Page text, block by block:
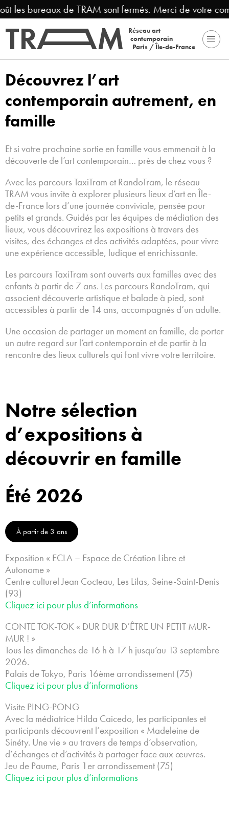
les bureaux de TRAM sont fermés. Merci de votre
Réseau art
contemporain
Paris / Île-de-France
Découvrez l’art
contemporain autrement, en
famille
Et si votre prochaine sortie en famille vous emmenait à la
découverte de l’art contemporain… près de chez vous ?
Avec les parcours TaxiTram et RandoTram, le réseau
TRAM vous invite à explorer plusieurs lieux d’art en Île-
de-France lors d’une journée conviviale, pensée pour
petits et grands. Guidés par les équipes de médiation des
lieux, vous découvrirez les expositions à travers des
visites, des échanges et des activités adaptées, pour vivre
une expérience accessible, ludique et enrichissante.
Les parcours TaxiTram sont ouverts aux familles avec des
enfants à partir de 7 ans. Les parcours RandoTram, qui
associent découverte artistique et balade à pied, sont
accessibles à partir de 14 ans, accompagnés d’un adulte.
Une occasion de partager un moment en famille, de porter
un autre regard sur l’art contemporain et de partir à la
rencontre des lieux culturels qui font vivre votre territoire.
Notre sélection
d’expositions à
découvrir en famille
Été 2026
À partir de 3 ans
Exposition « ECLA – Espace de Création Libre et
Autonome »
Centre culturel Jean Cocteau, Les Lilas, Seine-Saint-Denis
(93)
Cliquez ici pour plus d’informations
CONTE TOK-TOK « DUR DUR D’ÊTRE UN PETIT MUR-
MUR ! »
Tous les dimanches de 16 h à 17 h jusqu’au 13 septembre
2026.
Palais de Tokyo, Paris 16ème arrondissement (75)
Cliquez ici pour plus d’informations
Visite PING-PONG
Avec la médiatrice Hilda Caicedo, les participantes et
participants découvrent l’exposition « Madeleine de
Sinéty. Une vie » au travers de temps d’observation,
d’échanges et d’activités à partager face aux œuvres.
Jeu de Paume, Paris 1er arrondissement (75)
Cliquez ici pour plus d’informations